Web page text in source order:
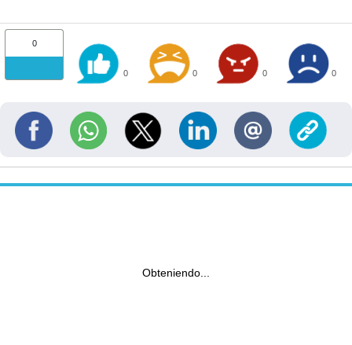
0
0 0 0 0
Obteniendo...